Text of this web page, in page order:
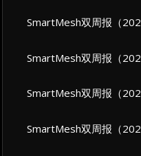
SmartMesh双周报（
SmartMesh双周报（
SmartMesh双周报（
SmartMesh双周报（